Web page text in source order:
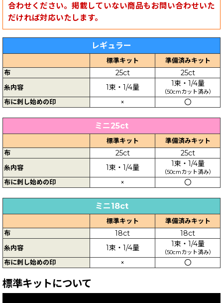
合わせください。掲載していない商品もお問い合わせいた
だければ対応いたします。
レギュラー
標準キット
準備済みキット
布
25ct 25ct
糸内容 1束・1/4量 1束・1/4量
（50cmカット済み）
布に刺し始めの印 × 〇
ミニ25ct
標準キット
準備済みキット
布
25ct 25ct
糸内容 1束・1/4量 1束・1/4量
（50cmカット済み）
布に刺し始めの印 × 〇
ミニ18ct
標準キット
準備済みキット
布
18ct 18ct
糸内容 1束・1/4量 1束・1/4量
（50cmカット済み）
布に刺し始めの印 × 〇
標準キットについて